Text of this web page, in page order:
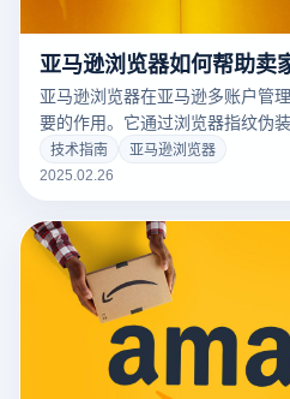
亚马逊浏览器在亚马逊多账户管
要的作用。它通过浏览器指纹伪
换和自动化管理等功能，有效防
运营效率。以下是详细介绍：
技术指南
亚马逊浏览器
2025.02.26